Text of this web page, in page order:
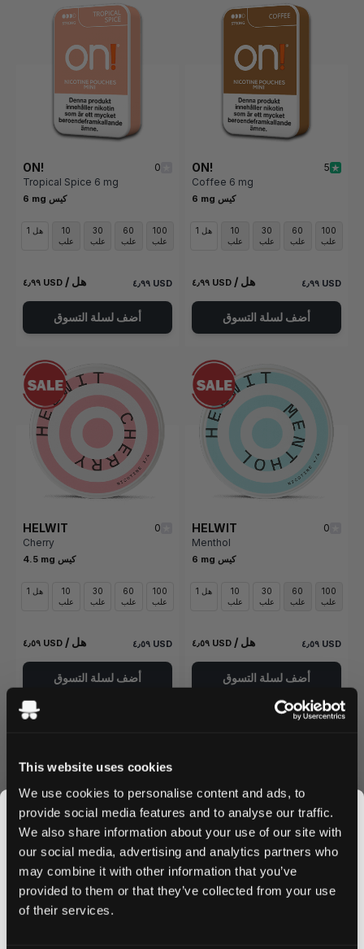
This website uses cookies
We use cookies to personalise content and ads, to
provide social media features and to analyse our traffic.
We also share information about your use of our site with
our social media, advertising and analytics partners who
may combine it with other information that you’ve
provided to them or that they’ve collected from your use
of their services.
ON!
0
Tropical Spice 6 mg
6 mg كيس
1 هل
10
علب
30
علب
60
علب
100
علب
٤٫٩٩ USD / هل ٤٫٩٩ USD
أضف لسلة التسوق
ON!
5
Coffee 6 mg
6 mg كيس
1 هل
10
علب
30
علب
60
علب
100
علب
٤٫٩٩ USD / هل ٤٫٩٩ USD
أضف لسلة التسوق
HELWIT
0
Cherry
4.5 mg كيس
1 هل
10
علب
30
علب
60
علب
100
علب
٤٫٥٩ USD / هل ٤٫٥٩ USD
أضف لسلة التسوق
HELWIT
0
Menthol
6 mg كيس
1 هل
10
علب
30
علب
60
علب
100
علب
٤٫٥٩ USD / هل ٤٫٥٩ USD
أضف لسلة التسوق
VELO
0
Purple Grape Mini
VELO
0
JOIN THE
SNUSDADDY CLUB